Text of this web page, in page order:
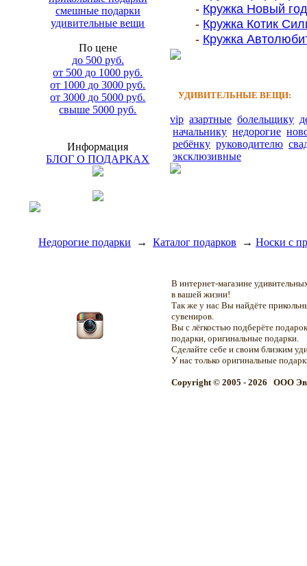
смешные подарки
удивительные вещи
По цене
до 500 руб.
от 500 до 1000 руб.
от 1000 до 3000 руб.
от 3000 до 5000 руб.
свыше 5000 руб.
Информация
БЛОГ О ПОДАРКАХ
- Кружка Новый
- Кружка Котик
- Кружка
УДИВИТЕЛЬНЫЕ ВЕЩИ:
vip азартные болельщику
начальнику недорогие
ребёнку руководителю
эксклюзивные
Недорогие подарки → Каталог подарков → Носки с
В интернет-магазине
в вашей жизни!
Так же у нас Вы найдёте
сувениров.
Вы с лёгкостью подберёте
подарки, оригинальные подарки.
Сделайте себе и своим близким
У нас только оригинальные
Copyright © 2005 - 2026 OOO